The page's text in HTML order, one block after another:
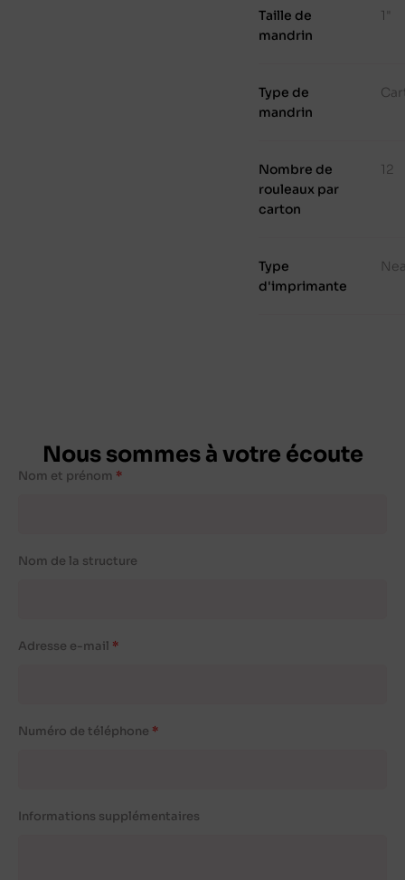
Taille de
mandrin
1"
Type de
mandrin
Nombre de
rouleaux par
carton
12
Type
d'imprimante
Nous sommes à votre écoute
Nom et prénom
Nom de la structure
Adresse e-mail
Numéro de téléphone
Informations supplémentaires